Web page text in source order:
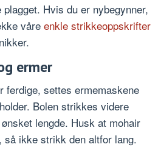
Hvis du er nybegynner,
våre enkle strikkeoppskrifter
ermer
ferdige, settes ermemaskene
Bolen strikkes videre
lengde. Husk at mohair
ikke strikk den altfor lang.